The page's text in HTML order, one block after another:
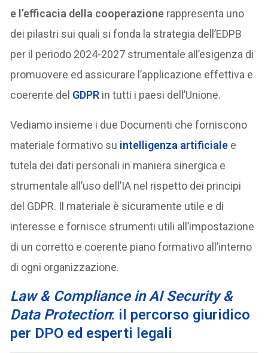
e l’efficacia della cooperazione rappresenta uno
dei pilastri sui quali si fonda la strategia dell’EDPB
per il periodo 2024-2027 strumentale all’esigenza di
promuovere ed assicurare l’applicazione effettiva e
coerente del GDPR in tutti i paesi dell’Unione.
Vediamo insieme i due Documenti che forniscono
materiale formativo su intelligenza artificiale e
tutela dei dati personali in maniera sinergica e
strumentale all’uso dell’IA nel rispetto dei principi
del GDPR. Il materiale è sicuramente utile e di
interesse e fornisce strumenti utili all’impostazione
di un corretto e coerente piano formativo all’interno
di ogni organizzazione.
Law & Compliance in AI Security &
Data Protection: il percorso giuridico
per DPO ed esperti legali